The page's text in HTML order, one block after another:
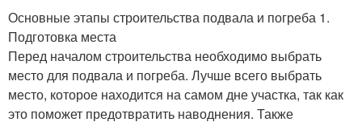
Основные этапы строительства подвала и погреба 1.
Подготовка места
Перед началом строительства необходимо выбрать
место для подвала и погреба. Лучше всего выбрать
место, которое находится на самом дне участка, так как
это поможет предотвратить наводнения. Также